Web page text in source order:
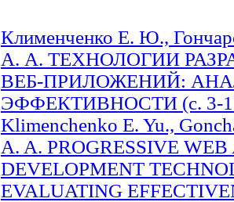
Клименченко Е. Ю.,
А. А. ТЕХНОЛОГИИ
ВЕБ-ПРИЛОЖЕНИЙ:
ЭФФЕКТИВНОСТИ (с. 3-
Klimenchenko E. Yu.,
A. A. PROGRESSIVE
DEVELOPMENT
EVALUATING